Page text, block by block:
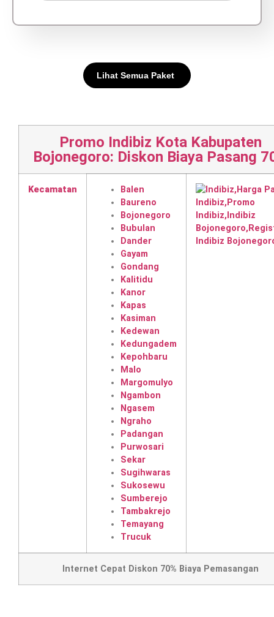
Lihat Semua Paket
Promo Indibiz Kota Kabupaten
Bojonegoro: Diskon Biaya Pasang
Kecamatan
Balen
Baureno
Bojonegoro
Bubulan
Dander
Gayam
Gondang
Kalitidu
Kanor
Kapas
Kasiman
Kedewan
Kedungadem
Kepohbaru
Malo
Margomulyo
Ngambon
Ngasem
Ngraho
Padangan
Purwosari
Sekar
Sugihwaras
Sukosewu
Sumberejo
Tambakrejo
Temayang
Trucuk
Internet Cepat Diskon 70% Biaya Pemasangan